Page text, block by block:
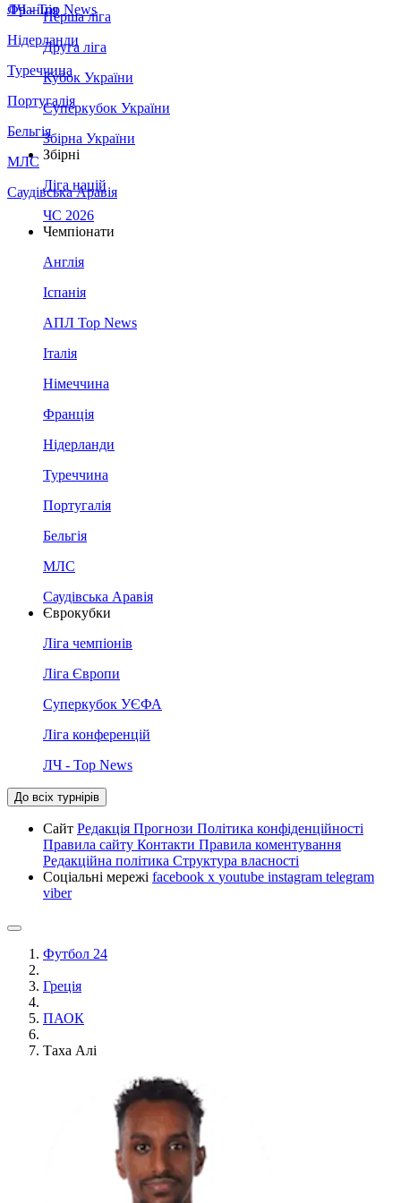
Франція
Нідерланди
Туреччина
Португалія
Бельгія
МЛС
Саудівська Аравія
ЛЧ - Top News
Перша ліга
Друга ліга
Кубок України
Суперкубок України
Збірна України
Збірні
Ліга націй
ЧС 2026
Чемпіонати
Англія
Іспанія
АПЛ Top News
Італія
Німеччина
Франція
Нідерланди
Туреччина
Португалія
Бельгія
МЛС
Саудівська Аравія
Єврокубки
Ліга чемпіонів
Ліга Європи
Суперкубок УЄФА
Ліга конференцій
ЛЧ - Top News
До всіх турнірів
Сайт Редакція Прогнози Політика конфіденційності
Правила сайту Контакти Правила коментування
Редакційна політика Структура власності
Соціальні мережі facebook x youtube instagram telegram
viber
Футбол 24
Греція
ПАОК
Таха Алі